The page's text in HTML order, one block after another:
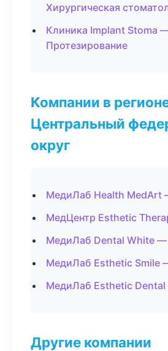
Хирургическая
Клиника Implant Stoma
Протезирование
Компании в
Центральный
округ
МедиЛаб Health MedArt
МедЦентр Esthetic
МедиЛаб Dental White
МедиЛаб Esthetic Smile
МедиЛаб Esthetic
Другие компании